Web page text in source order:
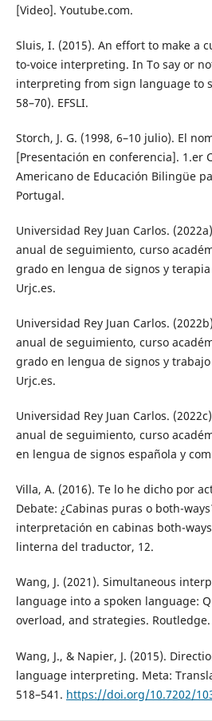
[Video]. Youtube.com.
Sluis, I. (2015). An effort to make a
to-voice interpreting. In To say or
interpreting from sign language to
58–70). EFSLI.
Storch, J. G. (1998, 6–10 julio). El
[Presentación en conferencia]. 1.er
Americano de Educación Bilingüe
Portugal.
Universidad Rey Juan Carlos.
anual de seguimiento, curso
grado en lengua de signos y
Urjc.es.
Universidad Rey Juan Carlos.
anual de seguimiento, curso
grado en lengua de signos y
Urjc.es.
Universidad Rey Juan Carlos.
anual de seguimiento, curso
en lengua de signos española y
Villa, A. (2016). Te lo he dicho por
Debate: ¿Cabinas puras o both-
interpretación en cabinas both-
linterna del traductor, 12.
Wang, J. (2021). Simultaneous
language into a spoken language:
overload, and strategies. Routledge.
Wang, J., & Napier, J. (2015).
language interpreting. Meta:
518–541. https://doi.org/10.7202/